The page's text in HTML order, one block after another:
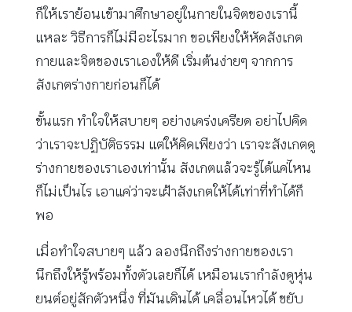
ก็ให้เราย้อนเข้ามาศึกษาอยู่ในกายในจิตของเรานี้
แหละ วิธีการก็ไม่มีอะไรมาก ขอเพียงให้หัดสังเกต
กายและจิตของเราเองให้ดี เริ่มต้นง่ายๆ จากการ
สังเกตร่างกายก่อนก็ได้
ขั้นแรก ทำใจให้สบายๆ อย่างเคร่งเครียด อย่าไปคิด
ว่าเราจะปฏิบัติธรรม แต่ให้คิดเพียงว่า เราจะสังเกตดู
ร่างกายของเราเองเท่านั้น สังเกตแล้วจะรู้ได้แค่ไหน
ก็ไม่เป็นไร เอาแค่ว่าจะเฝ้าสังเกตให้ได้เท่าที่ทำได้ก็
พอ
เมื่อทำใจสบายๆ แล้ว ลองนึกถึงร่างกายของเรา
นึกถึงให้รู้พร้อมทั้งตัวเลยก็ได้ เหมือนเรากำลังดูหุ่น
ยนต์อยู่สักตัวหนึ่ง ที่มันเดินได้ เคลื่อนไหวได้ ขยับ